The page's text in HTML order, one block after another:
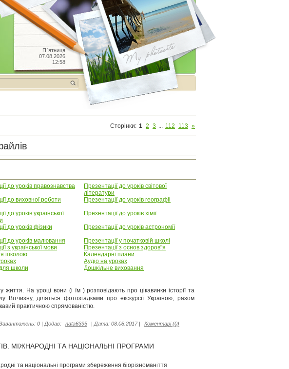
П`ятниця
07.08.2026
12:58
Сторінки: 1 2 3 ... 112 113 »
до уроків правознавства
Презентації до уроків світової
літератури
до виховної роботи
Презентації до уроків географіі
до уроків української
Презентації до уроків хімії
до уроків фізики
Презентації до уроків астрономії
до уроків малювання
Презентації у початковій школі
з української мови
Презентації з основ здоров"я
школою
Календарні плани
Аудіо на уроках
школи Дошкільне виховання
На уроці вони (і їм ) розповідають про цікавинки історії та
діляться фотозгадками про екскурсії Україною, разом
практичною спрямованістю.
0 | Додав: nata6395 | Дата: 08.08.2017 | Коментарі (0)
МІЖНАРОДНІ ТА НАЦІОНАЛЬНІ ПРОГРАМИ
та національні програми збереження біорізноманіття